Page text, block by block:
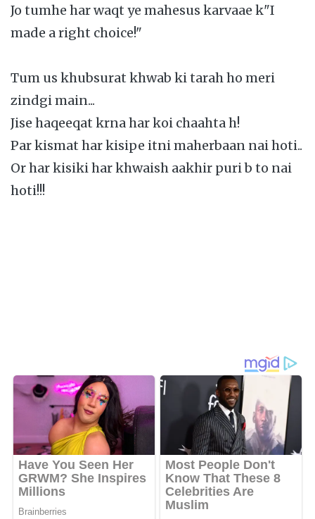
Jo tumhe har waqt ye mahesus karvaae k"I
made a right choice!"
Tum us khubsurat khwab ki tarah ho meri
zindgi main...
Jise haqeeqat krna har koi chaahta h!
Par kismat har kisipe itni maherbaan nai hoti..
Or har kisiki har khwaish aakhir puri b to nai
hoti!!!